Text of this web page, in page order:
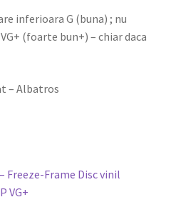
inferioara G (buna) ; nu
(foarte bun+) – chiar daca
– Albatros